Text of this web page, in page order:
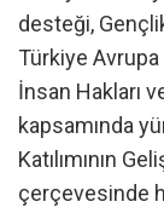
desteği,
Türkiye Avrupa
İnsan Hakları
kapsamında
Katılımının
çerçevesinde